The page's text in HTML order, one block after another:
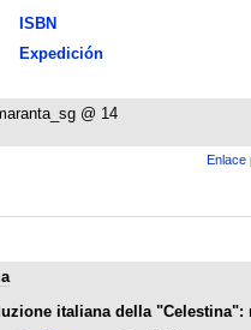
ISBN
Expedición
@ 14
Enlace
italiana della